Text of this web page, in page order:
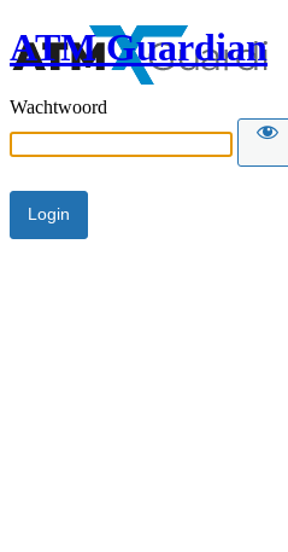
ATM Guardian
Wachtwoord